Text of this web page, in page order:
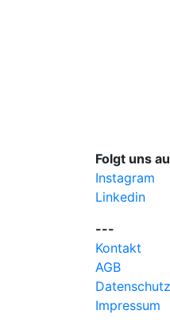
Folgt uns
Instagram
Linkedin
---
Kontakt
AGB
Datenschutz
Impressum